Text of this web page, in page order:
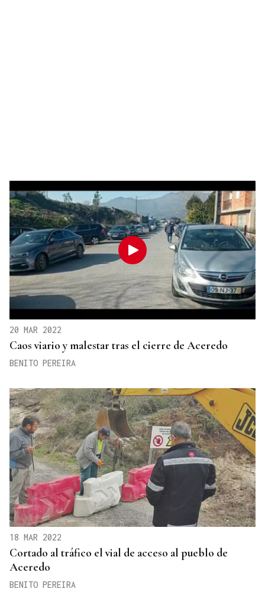
20 MAR 2022
Caos viario y malestar tras el cierre de Aceredo
BENITO PEREIRA
18 MAR 2022
Cortado al tráfico el vial de acceso al pueblo de
Aceredo
BENITO PEREIRA